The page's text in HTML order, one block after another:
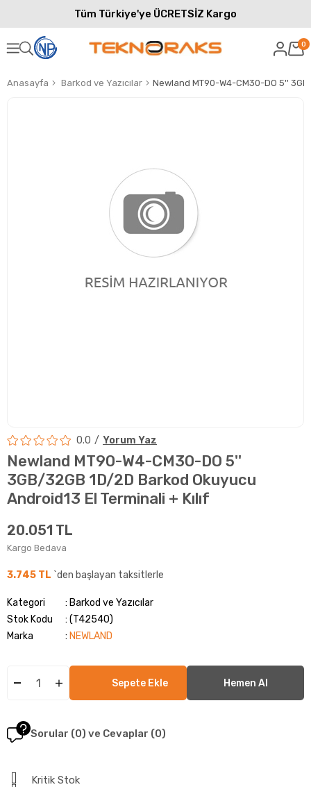
Tüm Türkiye'ye ÜCRETSİZ Kargo
0
Anasayfa Barkod ve Yazıcılar
0.0 Yorum Yaz
Newland MT90-W4-CM30-DO 5''
3GB/32GB 1D/2D Barkod Okuyucu
Android13 El Terminali + Kılıf
20.051 TL
Kargo Bedava
3.745 TL `den başlayan taksitlerle
Kategori
Barkod ve Yazıcılar
Stok Kodu
(T42540)
Marka
: NEWLAND
Sorular (0) ve Cevaplar (0)
Kritik Stok